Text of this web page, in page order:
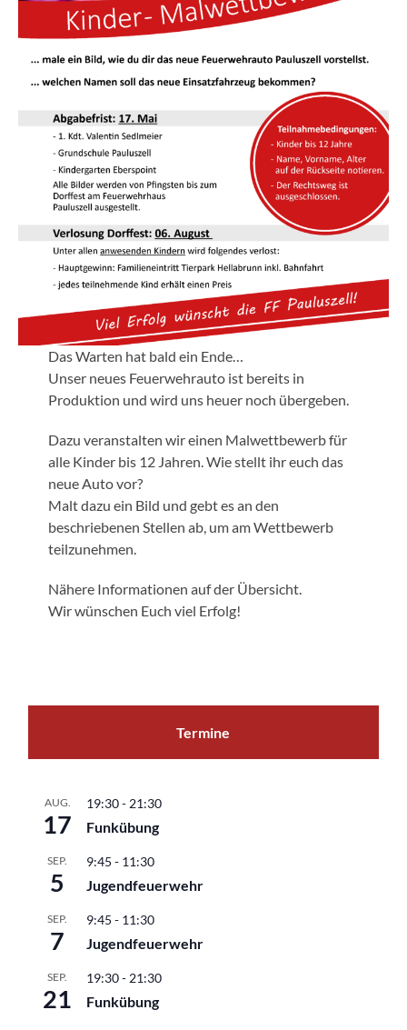
Das Warten hat bald ein Ende…
Unser neues Feuerwehrauto ist bereits in
Produktion und wird uns heuer noch übergeben.
Dazu veranstalten wir einen Malwettbewerb für
alle Kinder bis 12 Jahren. Wie stellt ihr euch das
neue Auto vor?
Malt dazu ein Bild und gebt es an den
beschriebenen Stellen ab, um am Wettbewerb
teilzunehmen.
Nähere Informationen auf der Übersicht.
Wir wünschen Euch viel Erfolg!
Termine
AUG.
17
19:30- 21:30
Funkübung
SEP.
5
9:45 - 11:30
Jugendfeuerwehr
SEP.
7
9:45 - 11:30
Jugendfeuerwehr
SEP.
21
19:30- 21:30
Funkübung